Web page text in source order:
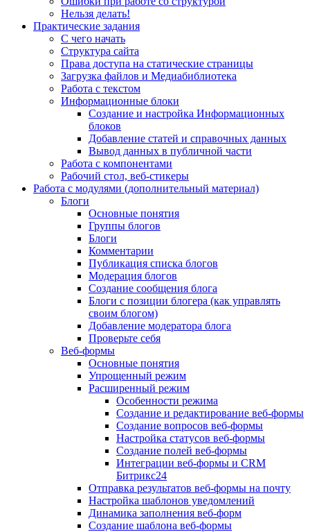
Нельзя делать!
Практические задания
С чего начать
Структура сайта
Права доступа на статические страницы
Загрузка файлов и Медиабиблиотека
Работа с текстом
Информационные блоки
Создание и настройка Информационных
блоков
Добавление статей и справочных данных
Вывод данных в публичной части
Работа с компонентами
Рабочий стол, веб-стикеры
Работа с модулями (дополнительный материал)
Блоги
Основные понятия
Группы блогов
Блоги
Комментарии
Публикация списка блогов
Модерация блогов
Создание сообщения блога
Блоги с позиции блогера (как управлять
своим блогом)
Добавление модератора блога
Проверьте себя
Веб-формы
Основные понятия
Упрощенный режим
Расширенный режим
Особенности режима
Создание и редактирование веб-формы
Создание вопросов веб-формы
Настройка статусов веб-формы
Создание полей веб-формы
Интеграции веб-формы и CRM
Битрикс24
Отправка результатов веб-формы на почту
Настройка шаблонов уведомлений
Динамика заполнения веб-форм
Создание шаблона веб-формы